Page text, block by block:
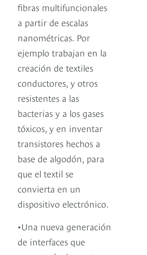
fibras multifuncionales
a partir de escalas
nanométricas. Por
ejemplo trabajan en la
creación de textiles
conductores, y otros
resistentes a las
bacterias y a los gases
tóxicos, y en inventar
transistores hechos a
base de algodón, para
que el textil se
convierta en un
dispositivo electrónico.
•Una nueva generación
de interfaces que